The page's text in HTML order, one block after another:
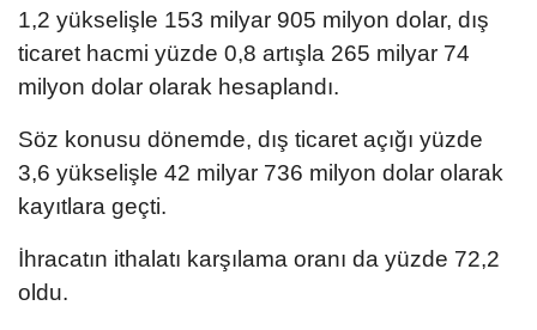
1,2 yükselişle 153 milyar 905 milyon dolar, dış
ticaret hacmi yüzde 0,8 artışla 265 milyar 74
milyon dolar olarak hesaplandı.
Söz konusu dönemde, dış ticaret açığı yüzde
3,6 yükselişle 42 milyar 736 milyon dolar olarak
kayıtlara geçti.
İhracatın ithalatı karşılama oranı da yüzde 72,2
oldu.